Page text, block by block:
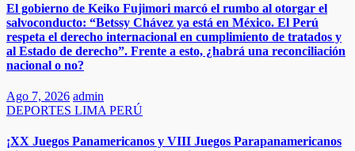
El gobierno de Keiko Fujimori marcó el rumbo al otorgar el
salvoconducto: “Betssy Chávez ya está en México. El Perú
respeta el derecho internacional en cumplimiento de tratados y
al Estado de derecho”. Frente a esto, ¿habrá una reconciliación
nacional o no?
Ago 7, 2026 admin
DEPORTES LIMA PERÚ
¡XX Juegos Panamericanos y VIII Juegos Parapanamericanos